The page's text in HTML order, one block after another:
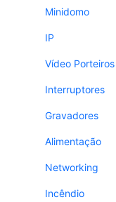
Minidomo
IP
Vídeo Porteiros
Interruptores
Gravadores
Alimentação
Networking
Incêndio